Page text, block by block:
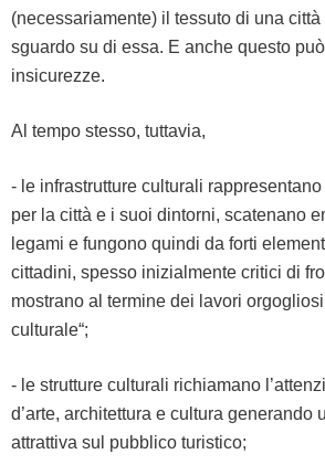
(nec­es­sari­a­mente) il tes­su­to di una
sguar­do su di essa. E anche questo
insicurezze.
Al tem­po stes­so, tuttavia,
- le infra­strut­ture cul­tur­ali
per la cit­tà e i suoi din­torni, sca­te­nano
lega­mi e fun­gono quin­di da for­ti
cit­ta­di­ni, spes­so inizial­mente crit­i­ci di
mostra­no al ter­mine dei lavori
culturale“;
- le strut­ture cul­tur­ali richia­mano
d’arte, architet­tura e cul­tura generan­do
attrat­ti­va sul pub­bli­co turistico;